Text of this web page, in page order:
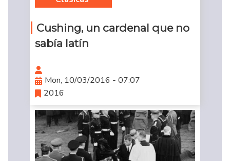
Cushing, un cardenal que no
sabía latín
Mon, 10/03/2016 - 07:07
2016